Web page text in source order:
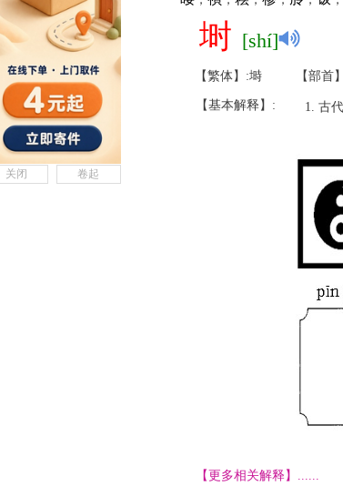
埘 [shí]
【繁体】:塒 【部首
【基本解释】: 古
【更多相关解释】......
关闭 卷起